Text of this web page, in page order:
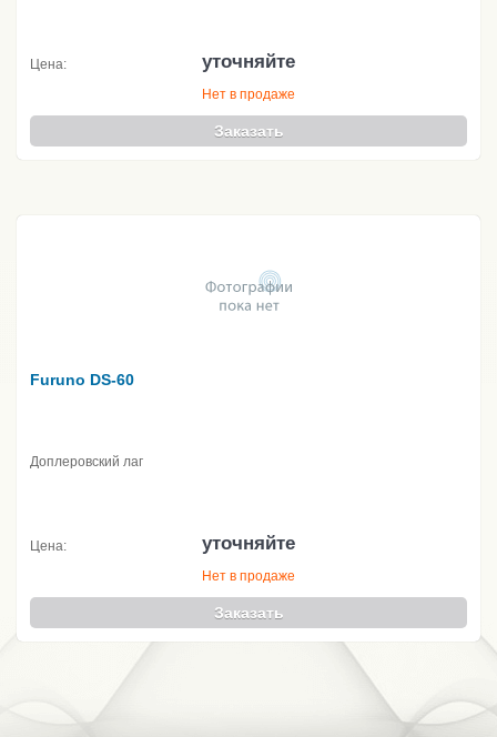
Цена: уточняйте
Нет в продаже
Заказать
Furuno DS-60
Доплеровский лаг
Цена: уточняйте
Нет в продаже
Заказать